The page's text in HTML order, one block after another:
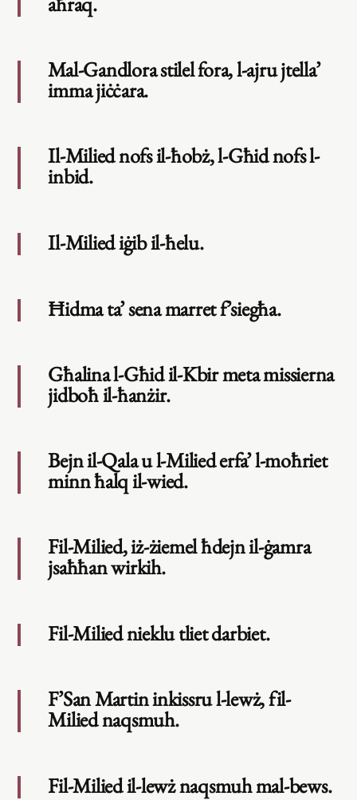
Mal-Gandlora stilel fora, l-ajru jtella’
imma jiċċara.
Il-Milied nofs il-ħobż, l-Għid nofs l-
inbid.
Il-Milied iġib il-ħelu.
Ħidma ta’ sena marret f’siegħa.
Għalina l-Għid il-Kbir meta missierna
jidboħ il-ħanżir.
Bejn il-Qala u l-Milied erfa’ l-moħriet
minn ħalq il-wied.
Fil-Milied, iż-żiemel ħdejn il-ġamra
jsaħħan wirkih.
Fil-Milied nieklu tliet darbiet.
F’San Martin inkissru l-lewż, fil-
Milied naqsmuh.
Fil-Milied il-lewż naqsmuh mal-bews.